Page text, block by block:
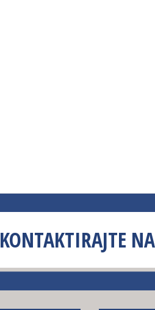
KONTAKTIRAJTE